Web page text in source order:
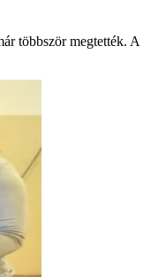
többször